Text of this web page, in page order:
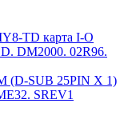
(D-SUB 25PIN X 1)
SREV1